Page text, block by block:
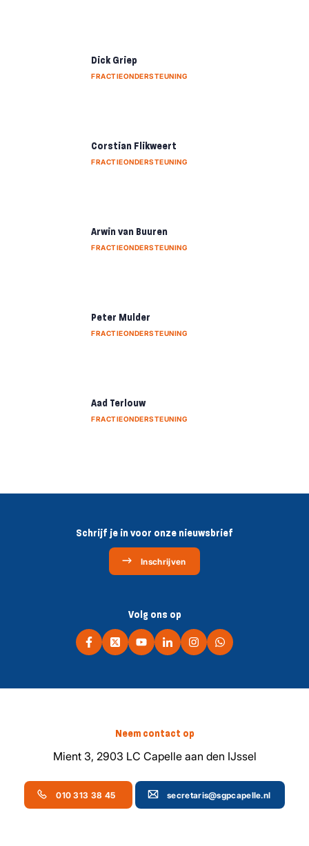
Dick Griep
FRACTIEONDERSTEUNING
Corstian Flikweert
FRACTIEONDERSTEUNING
Arwin van Buuren
FRACTIEONDERSTEUNING
Peter Mulder
FRACTIEONDERSTEUNING
Aad Terlouw
FRACTIEONDERSTEUNING
Schrijf je in voor onze nieuwsbrief
Inschrijven
Volg ons op
Neem contact op
Mient 3, 2903 LC Capelle aan den IJssel
010 313 38 45 secretaris@sgpcapelle.nl